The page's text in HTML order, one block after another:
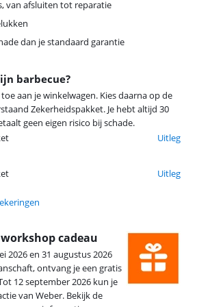
van afsluiten tot reparatie
dan je standaard garantie
barbecue?
aan je winkelwagen. Kies daarna op de
Zekerheidspakket. Je hebt altijd 30
geen eigen risico bij schade.
Uitleg
Uitleg
cadeau
2026 en 31 augustus 2026
ontvang je een gratis
12 september 2026 kun je
van Weber. Bekijk de